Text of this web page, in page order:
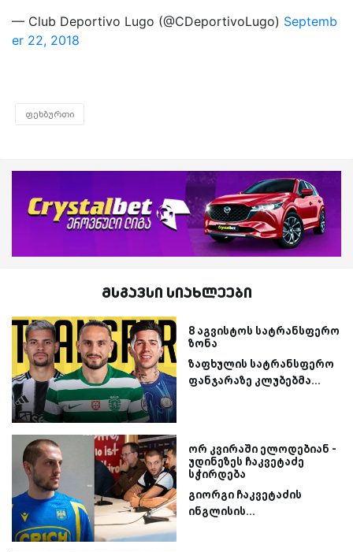
— Club Deportivo Lugo (@CDeportivoLugo) Septemb
er 22, 2018
ფეხბურთი
მსგავსი სიახლეები
8 აგვისტოს სატრანსფერო
ზონა
ზაფხულის სატრანსფერო
ფანჯარაზე კლუბებმა...
ორ კვირაში ელოდებიან -
უდინეზეს ჩაკვეტაძე
სჭირდება
გიორგი ჩაკვეტაძის
ინგლისის...